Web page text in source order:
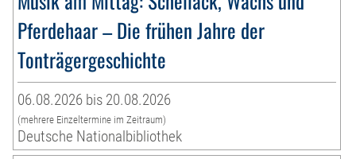
Pferdehaar – Die frühen Jahre der
Tonträgergeschichte
06.08.2026 bis 20.08.2026
(mehrere Einzeltermine im Zeitraum)
Deutsche Nationalbibliothek